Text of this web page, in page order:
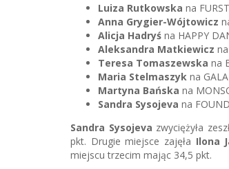
Luiza Rutkowska na
Anna Grygier-Wójtowicz
Alicja Hadryś na HAPPY
Aleksandra Matkiewicz
Teresa Tomaszewska na
Maria Stelmaszyk na
Martyna Bańska na
Sandra Sysojeva na
Sandra Sysojeva zwyciężyła
pkt. Drugie miejsce zajęła Ilona
miejscu trzecim mając 34,5 pkt.